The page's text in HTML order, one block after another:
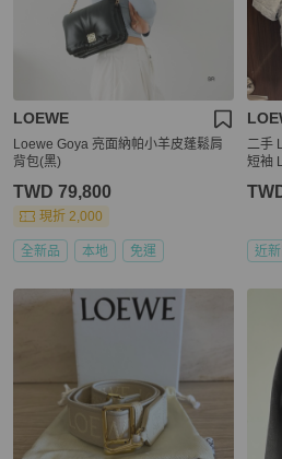
LOEWE
Loewe Goya 亮面納帕小羊皮蓬鬆肩
背包(黑)
TWD 79,800
現折 2,000
全新品 本地 免運
二手
短袖
近